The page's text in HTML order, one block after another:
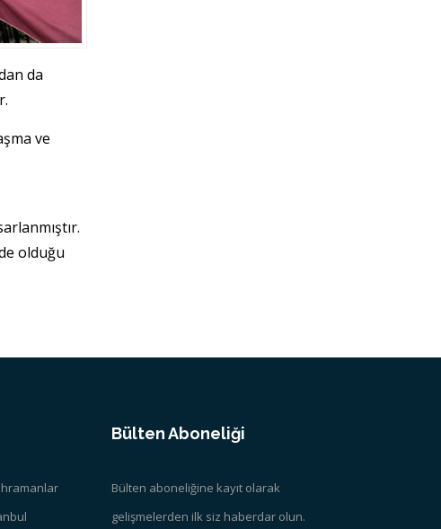
da
ve
olduğu
Bülten Aboneliği
Bülten aboneliğine kayıt olarak
gelişmelerden ilk siz haberdar olun.